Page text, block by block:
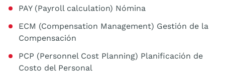
PAY (Payroll calculation) Nómina
ECM (Compensation Management) Gestión de la
Compensación
PCP (Personnel Cost Planning) Planificación de
Costo del Personal